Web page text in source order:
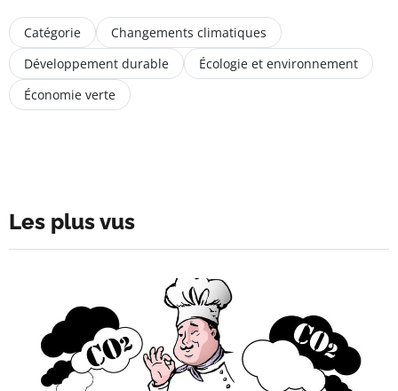
Catégorie
Changements climatiques
Développement durable
Écologie et environnement
Économie verte
Les plus vus